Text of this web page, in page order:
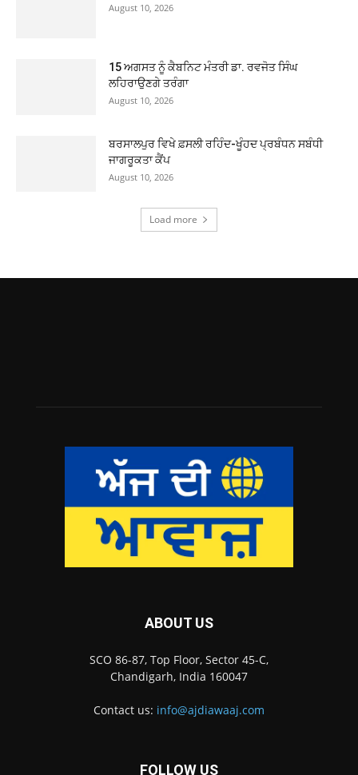
August 10, 2026
15 ਅਗਸਤ ਨੂੰ ਕੈਬਨਿਟ ਮੰਤਰੀ ਡਾ. ਰਵਜੋਤ ਸਿੰਘ
ਲਹਿਰਾਉਣਗੇ ਤਰੰਗਾ
August 10, 2026
ਬਰਸਾਲਪੁਰ ਵਿਖੇ ਫ਼ਸਲੀ ਰਹਿੰਦ-ਖੂੰਹਦ ਪ੍ਰਬੰਧਨ ਸਬੰਧੀ
ਜਾਗਰੂਕਤਾ ਕੈਂਪ
August 10, 2026
Load more
ABOUT US
SCO 86-87, Top Floor, Sector 45-C,
Chandigarh, India 160047
Contact us: info@ajdiawaaj.com
FOLLOW US